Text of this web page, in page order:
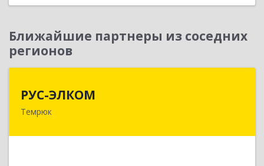
Ближайшие партнеры из соседних
регионов
РУС-ЭЛКОМ
Темрюк
353500, Краснодарский край, Темрюкский р-н,